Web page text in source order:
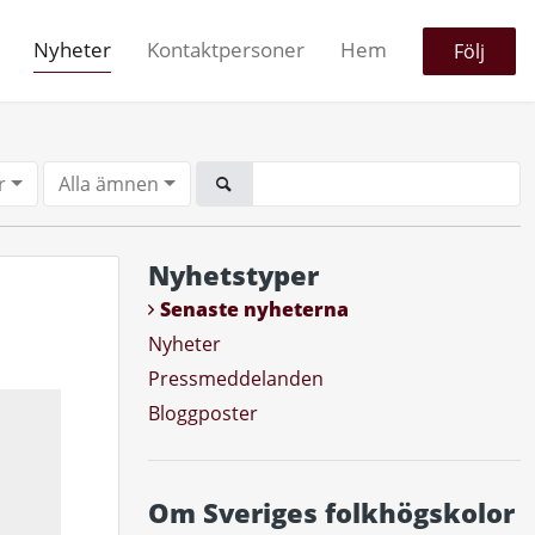
Nyheter Kontaktpersoner Hem Följ
Alla ämnen
Nyhetstyper
Senaste nyheterna
Nyheter
Pressmeddelanden
Bloggposter
Om Sveriges folkhögskolor